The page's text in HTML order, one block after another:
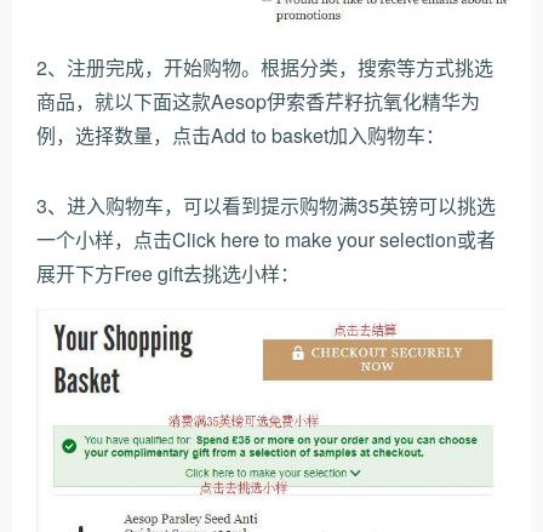
2、注册完成，开始购物。根据分类，搜索等方式挑选
商品，就以下面这款Aesop伊索香芹籽抗氧化精华为
例，选择数量，点击Add to basket加入购物车：
3、进入购物车，可以看到提示购物满35英镑可以挑选
一个小样，点击Click here to make your selection或者
展开下方Free gift去挑选小样：